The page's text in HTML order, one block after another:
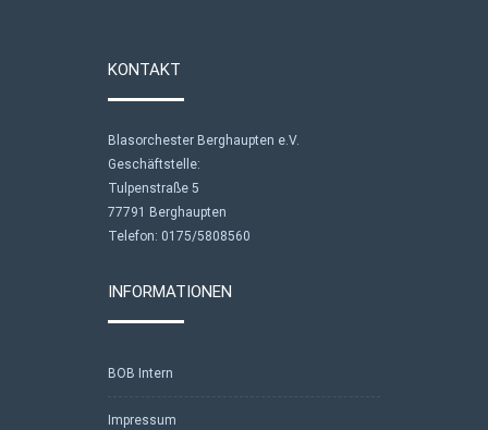
KONTAKT
Blasorchester Berghaupten e.V.
Geschäftstelle:
Tulpenstraße 5
77791 Berghaupten
Telefon: 0175/5808560
INFORMATIONEN
BOB Intern
Impressum